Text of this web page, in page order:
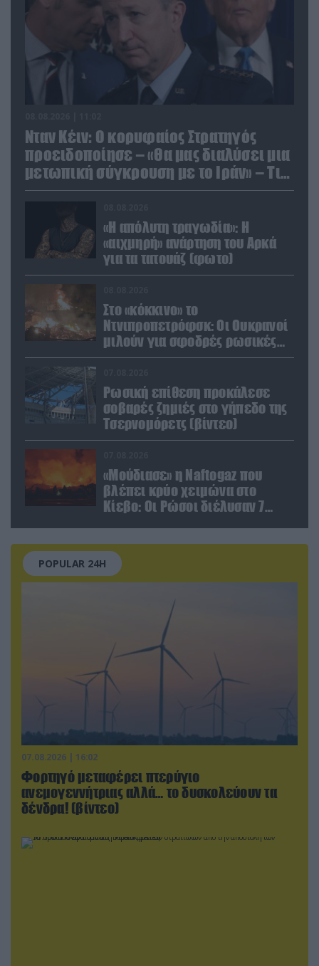
Νταν Κέιν: Ο κορυφαίος Στρατηγός
προειδοποίησε – «Θα μας διαλύσει μια
μετωπική σύγκρουση με το Ιράν» – Τι
πρότεινε
«Η απόλυτη τραγωδία»: Η
«αιχμηρή» ανάρτηση του Αρκά
για τα τατουάζ (φωτο)
Στο «κόκκινο» το
Ντνιπροπετρόφσκ: Οι Ουκρανοί
μιλούν για σφοδρές ρωσικές
επιθέσεις σε όλη την
Ρωσική επίθεση προκάλεσε
σοβαρές ζημιές στο γήπεδο της
Τσερνομόρετς (βίντεο)
«Μούδιασε» η Naftogaz που
βλέπει κρύο χειμώνα στο
Κίεβο: Οι Ρώσοι διέλυσαν 7
POPULAR 24H
07.08.2026 | 16:02
Φορτηγό μεταφέρει πτερύγιο
ανεμογεννήτριας αλλά… το δυσκολεύουν τα
δένδρα! (βίντεο)